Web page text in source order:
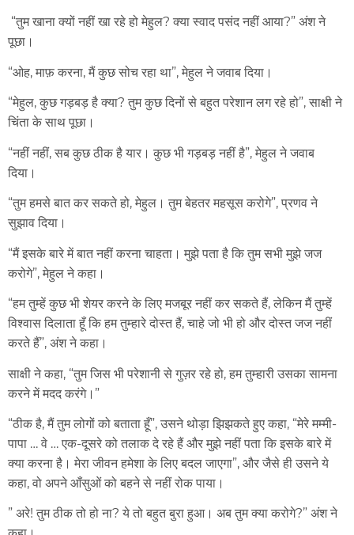
“तुम खाना क्यों नहीं खा रहे हो मेहुल? क्या स्वाद पसंद नहीं आया?” अंश ने
पूछा।
“ओह, माफ़ करना, मैं कुछ सोच रहा था”, मेहुल ने जवाब दिया।
“मेहुल, कुछ गड़बड़ है क्या? तुम कुछ दिनों से बहुत परेशान लग रहे हो”, साक्षी ने
चिंता के साथ पूछा।
“नहीं नहीं, सब कुछ ठीक है यार। कुछ भी गड़बड़ नहीं है”, मेहुल ने जवाब
दिया।
“तुम हमसे बात कर सकते हो, मेहुल। तुम बेहतर महसूस करोगे”, प्रणव ने
सुझाव दिया।
“मैं इसके बारे में बात नहीं करना चाहता। मुझे पता है कि तुम सभी मुझे जज
करोगे”, मेहुल ने कहा।
“हम तुम्हें कुछ भी शेयर करने के लिए मजबूर नहीं कर सकते हैं, लेकिन मैं तुम्हें
विश्वास दिलाता हूँ कि हम तुम्हारे दोस्त हैं, चाहे जो भी हो और दोस्त जज नहीं
करते हैं”, अंश ने कहा।
साक्षी ने कहा, “तुम जिस भी परेशानी से गुज़र रहे हो, हम तुम्हारी उसका सामना
करने में मदद करंगे।”
“ठीक है, मैं तुम लोगों को बताता हूँ”, उसने थोड़ा झिझकते हुए कहा, “मेरे मम्मी-
पापा … वे … एक-दूसरे को तलाक दे रहे हैं और मुझे नहीं पता कि इसके बारे में
क्या करना है। मेरा जीवन हमेशा के लिए बदल जाएगा”, और जैसे ही उसने ये
कहा, वो अपने आँसुओं को बहने से नहीं रोक पाया।
” अरे! तुम ठीक तो हो ना? ये तो बहुत बुरा हुआ। अब तुम क्या करोगे?” अंश ने